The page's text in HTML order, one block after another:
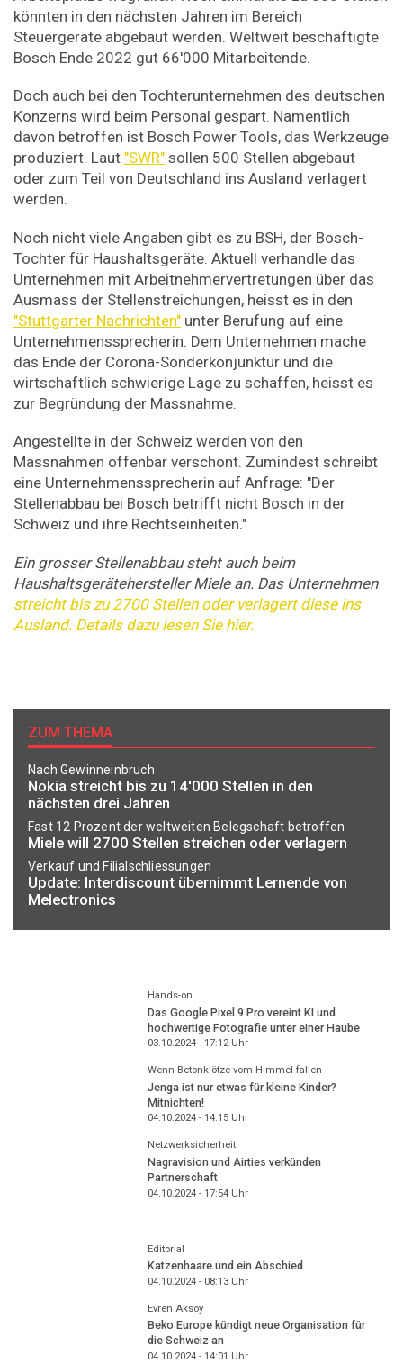
könnten in den nächsten Jahren im Bereich
Steuergeräte abgebaut werden. Weltweit beschäftigte
Bosch Ende 2022 gut 66'000 Mitarbeitende.
Doch auch bei den Tochterunternehmen des deutschen
Konzerns wird beim Personal gespart. Namentlich
davon betroffen ist Bosch Power Tools, das Werkzeuge
produziert. Laut "SWR" sollen 500 Stellen abgebaut
oder zum Teil von Deutschland ins Ausland verlagert
werden.
Noch nicht viele Angaben gibt es zu BSH, der Bosch-
Tochter für Haushaltsgeräte. Aktuell verhandle das
Unternehmen mit Arbeitnehmervertretungen über das
Ausmass der Stellenstreichungen, heisst es in den
"Stuttgarter Nachrichten" unter Berufung auf eine
Unternehmenssprecherin. Dem Unternehmen mache
das Ende der Corona-Sonderkonjunktur und die
wirtschaftlich schwierige Lage zu schaffen, heisst es
zur Begründung der Massnahme.
Angestellte in der Schweiz werden von den
Massnahmen offenbar verschont. Zumindest schreibt
eine Unternehmenssprecherin auf Anfrage: "Der
Stellenabbau bei Bosch betrifft nicht Bosch in der
Schweiz und ihre Rechtseinheiten."
Ein grosser Stellenabbau steht auch beim
Haushaltsgerätehersteller Miele an. Das Unternehmen
streicht bis zu 2700 Stellen oder verlagert diese ins
Ausland. Details dazu lesen Sie hier.
ZUM THEMA
Nach Gewinneinbruch
Nokia streicht bis zu 14'000 Stellen in den
nächsten drei Jahren
Fast 12 Prozent der weltweiten Belegschaft betroffen
Miele will 2700 Stellen streichen oder verlagern
Verkauf und Filialschliessungen
Update: Interdiscount übernimmt Lernende von
Melectronics
Hands-on
Das Google Pixel 9 Pro vereint KI und
hochwertige Fotografie unter einer Haube
03.10.2024 - 17:12Uhr
Wenn Betonklötze vom Himmel fallen
Jenga ist nur etwas für kleine Kinder?
Mitnichten!
04.10.2024 - 14:15Uhr
Netzwerksicherheit
Nagravision und Airties verkünden
Partnerschaft
04.10.2024 - 17:54Uhr
Editorial
Katzenhaare und ein Abschied
04.10.2024 - 08:13Uhr
Evren Aksoy
Beko Europe kündigt neue Organisation für
die Schweiz an
04.10.2024 - 14:01 Uhr